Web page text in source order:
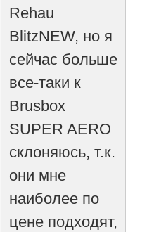
Rehau
BlitzNEW, но я
сейчас больше
все-таки к
Brusbox
SUPER AERO
склоняюсь, т.к.
они мне
наиболее по
цене подходят,